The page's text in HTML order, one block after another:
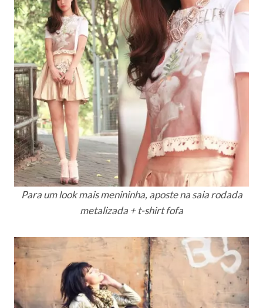
Para um look mais menininha, aposte na saia rodada
metalizada + t-shirt fofa